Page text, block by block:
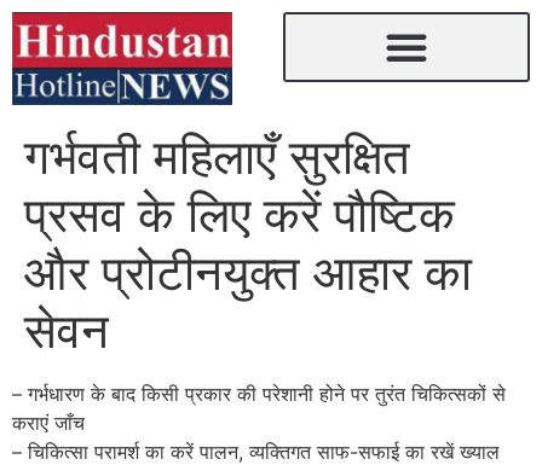
गर्भवती महिलाएँ सुरक्षित
प्रसव के लिए करें पौष्टिक
और प्रोटीनयुक्त आहार का
सेवन
– गर्भधारण के बाद किसी प्रकार की परेशानी होने पर तुरंत चिकित्सकों से
कराएं जाँच
– चिकित्सा परामर्श का करें पालन, व्यक्तिगत साफ-सफाई का रखें ख्याल